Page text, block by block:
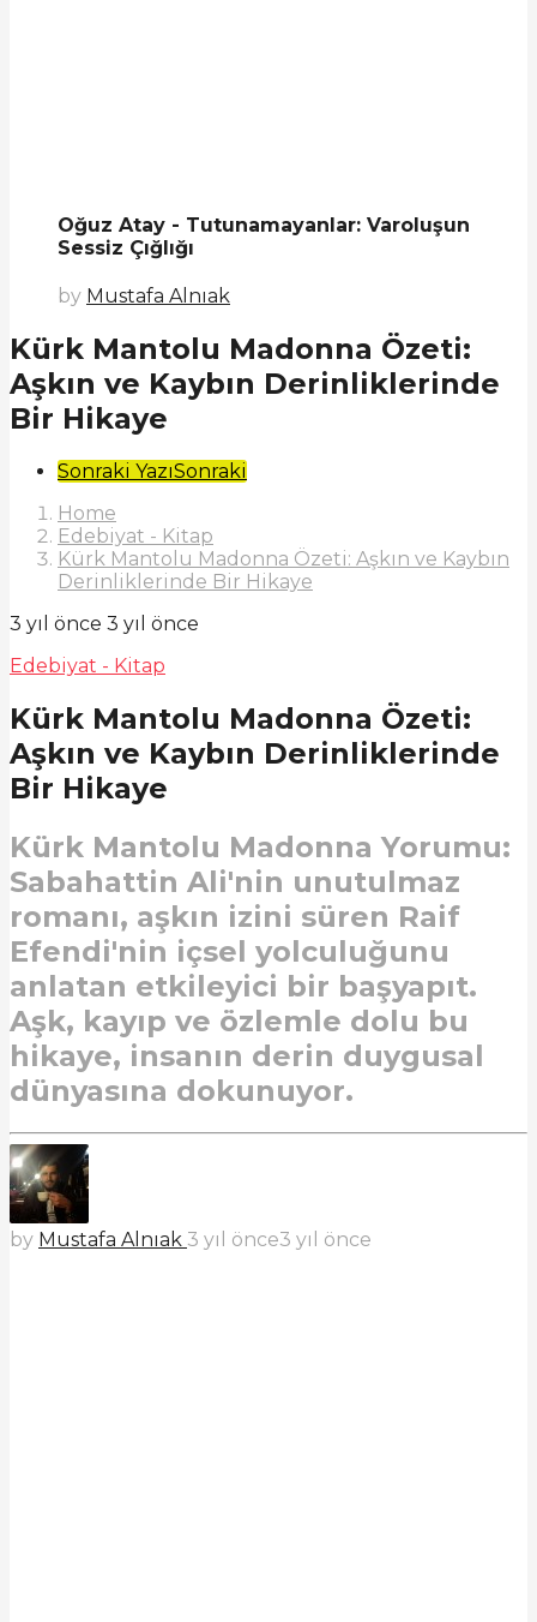
Oğuz Atay - Tutunamayanlar: Varoluşun
Sessiz Çığlığı
by Mustafa Alnıak
Kürk Mantolu Madonna Özeti:
Aşkın ve Kaybın Derinliklerinde
Bir Hikaye
Post
Pagination
Sonraki YazıSonraki
Home
Edebiyat - Kitap
Kürk Mantolu Madonna Özeti: Aşkın ve Kaybın
Derinliklerinde Bir Hikaye
3 yıl önce 3 yıl önce
Edebiyat - Kitap
Kürk Mantolu Madonna Özeti:
Aşkın ve Kaybın Derinliklerinde
Bir Hikaye
Kürk Mantolu Madonna Yorumu:
Sabahattin Ali'nin unutulmaz
romanı, aşkın izini süren Raif
Efendi'nin içsel yolculuğunu
anlatan etkileyici bir başyapıt.
Aşk, kayıp ve özlemle dolu bu
hikaye, insanın derin duygusal
dünyasına dokunuyor.
by Mustafa Alnıak 3 yıl önce3 yıl önce